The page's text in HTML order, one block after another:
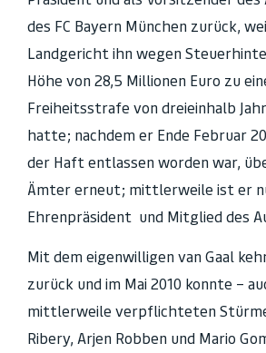
des FC Bayern München zurück,
Landgericht ihn wegen
Höhe von 28,5 Millionen Euro zu
Freiheitsstrafe von dreieinhalb
hatte; nachdem er Ende Februar
der Haft entlassen worden war,
Ämter erneut; mittlerweile ist er
Ehrenpräsident und Mitglied des
Mit dem eigenwilligen van Gaal
zurück und im Mai 2010 konnte –
mittlerweile verpflichteten
Ribery, Arjen Robben und Mario